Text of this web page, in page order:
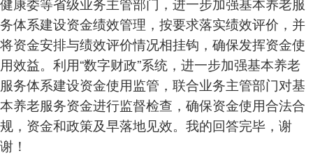
务体系建设资金绩效管理，按要求落实绩效评价，并
将资金安排与绩效评价情况相挂钩，确保发挥资金使
用效益。利用“数字财政”系统，进一步加强基本养老
服务体系建设资金使用监管，联合业务主管部门对基
本养老服务资金进行监督检查，确保资金使用合法合
规，资金和政策及早落地见效。我的回答完毕，谢
谢！